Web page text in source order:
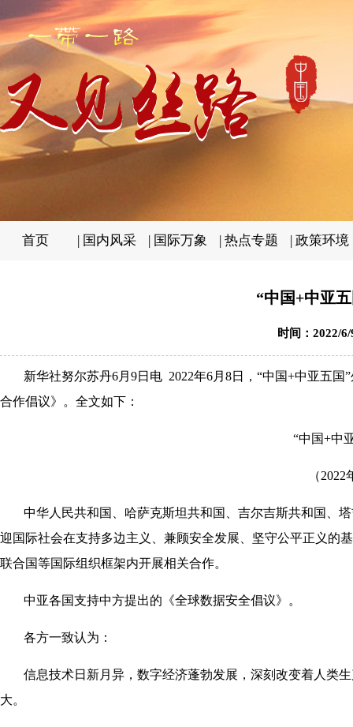
首页 | 国内风采 | 国际万象 | 热点专题 | 政策环境
“中国+中亚
时间：2022/
新华社努尔苏丹6月9日电 2022年6月8日，“中国+中亚五
合作倡议》。全文如下：
“中国+中
（
中华人民共和国、哈萨克斯坦共和国、吉尔吉斯共和国、
迎国际社会在支持多边主义、兼顾安全发展、坚守公平正义的
联合国等国际组织框架内开展相关合作。
中亚各国支持中方提出的《全球数据安全倡议》。
各方一致认为：
信息技术日新月异，数字经济蓬勃发展，深刻改变着人类
大。